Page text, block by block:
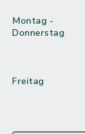
Montag -
Donnerstag
Freitag